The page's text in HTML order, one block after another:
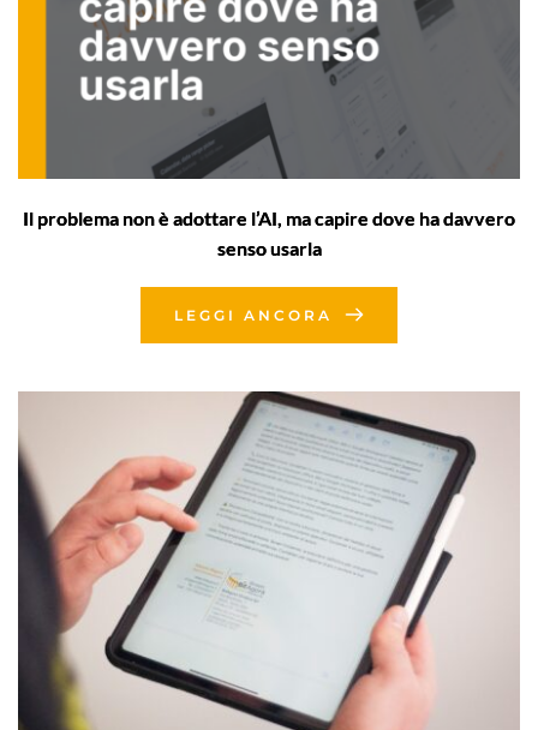
Il problema non è adottare l’AI, ma capire dove ha davvero
senso usarla
LEGGI ANCORA